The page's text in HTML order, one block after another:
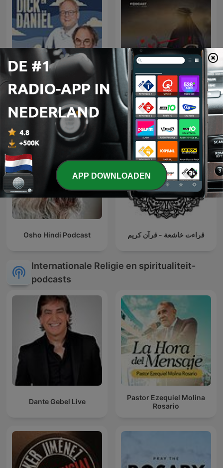
Dick en Daniël Geloven het
Wel
عمر
Osho Hindi Podcast قراءت خاشعة - قرآن كريم
Internationale Religie en spiritualiteit-
podcasts
Dante Gebel Live
Pastor Ezequiel Molina
Rosario
APP DOWNLOADEN